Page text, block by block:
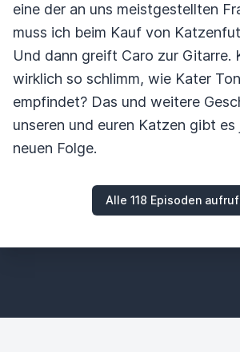
eine der an uns meistgestellten
muss ich beim Kauf von
Und dann greift Caro zur Gitarre.
wirklich so schlimm, wie Kater
empfindet? Das und weitere
unseren und euren Katzen gibt
neuen Folge.
Alle 118 Episoden